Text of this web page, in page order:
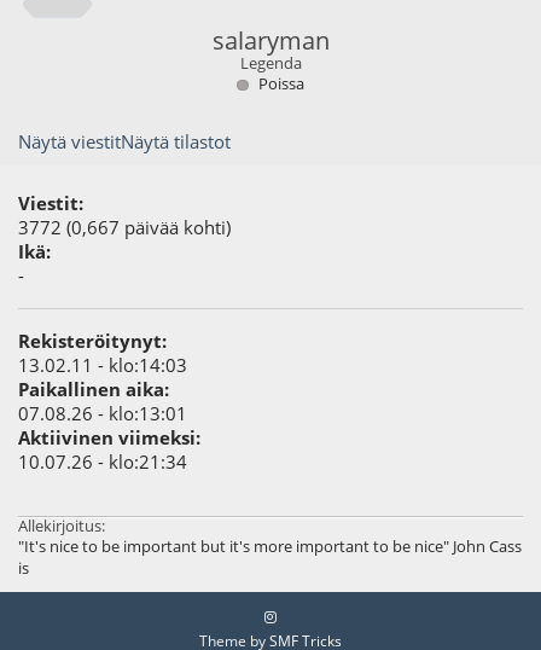
salaryman
Legenda
Poissa
Näytä viestitNäytä tilastot
Viestit:
3772 (0,667 päivää kohti)
Ikä:
-
Rekisteröitynyt:
13.02.11 - klo:14:03
Paikallinen aika:
07.08.26 - klo:13:01
Aktiivinen viimeksi:
10.07.26 - klo:21:34
Allekirjoitus:
"It's nice to be important but it's more important to be nice" John Cass
is
Theme bySMF Tricks